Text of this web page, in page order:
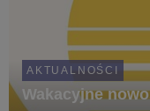
AKTUALNOŚCI
Wakacyjne